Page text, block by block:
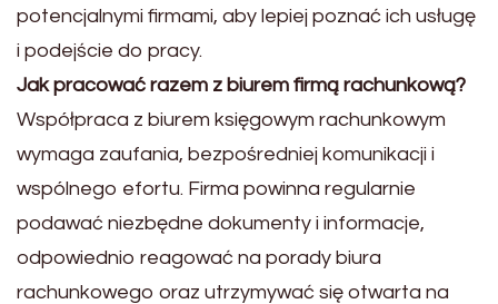
potencjalnymi firmami, aby lepiej poznać ich usługę
i podejście do pracy.
Jak pracować razem z biurem firmą rachunkową?
Współpraca z biurem księgowym rachunkowym
wymaga zaufania, bezpośredniej komunikacji i
wspólnego efortu. Firma powinna regularnie
podawać niezbędne dokumenty i informacje,
odpowiednio reagować na porady biura
rachunkowego oraz utrzymywać się otwarta na